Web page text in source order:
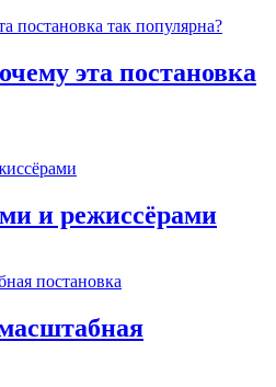
эта постановка
и режиссёрами